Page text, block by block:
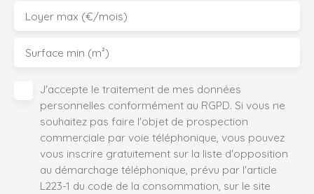
Loyer max (€/mois)
Surface min (m²)
J'accepte le traitement de mes données
personnelles conformément au RGPD. Si vous ne
souhaitez pas faire l'objet de prospection
commerciale par voie téléphonique, vous pouvez
vous inscrire gratuitement sur la liste d'opposition
au démarchage téléphonique, prévu par l'article
L223-1 du code de la consommation, sur le site